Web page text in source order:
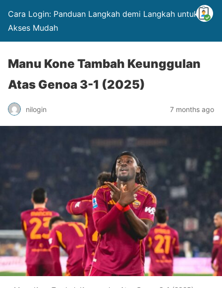
Cara Login: Panduan Langkah demi Langkah untuk
Akses Mudah
Manu Kone Tambah Keunggulan
Atas Genoa 3-1 (2025)
nilogin 7 months ago